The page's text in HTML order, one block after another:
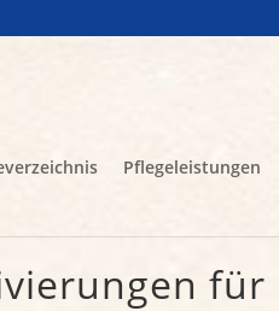
Pflegeleistungen
für